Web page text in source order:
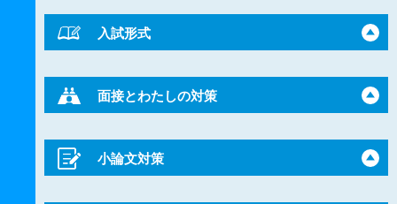
入試形式
面接とわたしの対策
小論文対策